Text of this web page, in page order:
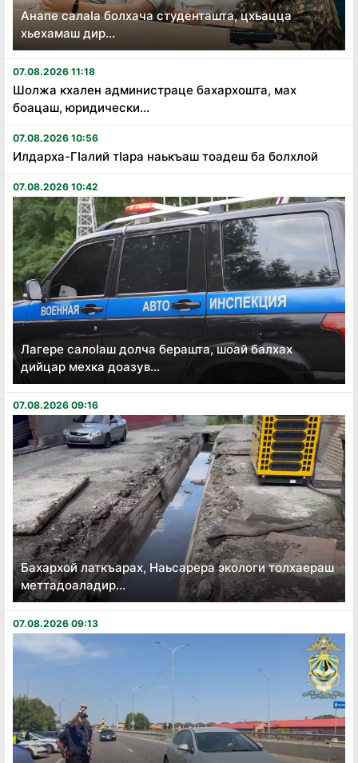
Анапе салаӏа болхача студенташта, цхьацца
хьехамаш дир...
07.08.2026 11:18
Шолжа кхален администраце бахархошта, мах
боацаш, юридически...
07.08.2026 10:56
Илдарха-Гӏалий тӏара наькъаш тоадеш ба болхлой
07.08.2026 10:42
Лагере салоӏаш долча берашта, шоай балхах
дийцар мехка доазув...
07.08.2026 09:16
Бахархой латкъарах, Наьсарера экологи толхаераш
меттадоаладир...
07.08.2026 09:13